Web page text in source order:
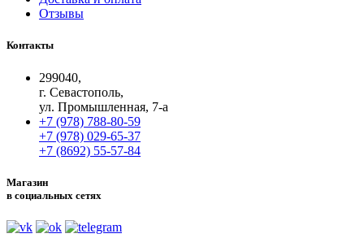
Отзывы
Контакты
299040,
г. Севастополь,
ул. Промышленная, 7-а
+7 (978) 788-80-59
+7 (978) 029-65-37
+7 (8692) 55-57-84
Магазин
в социальных сетях